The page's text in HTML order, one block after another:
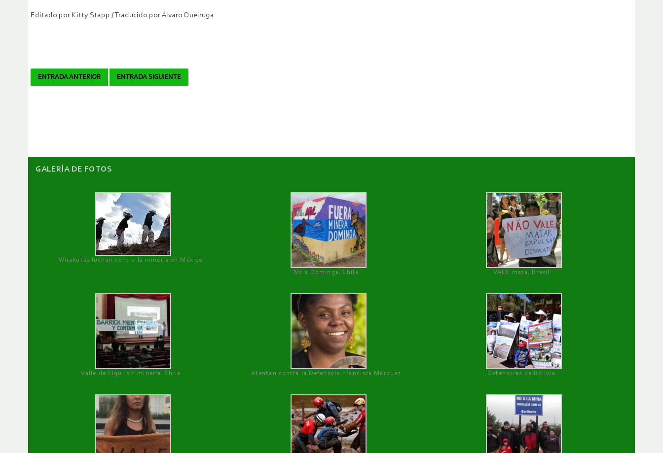
Editado por Kitty Stapp / Traducido por Álvaro Queiruga
Navegador
ENTRADA ANTERIOR ENTRADA SIGUIENTE
GALERÌA DE FOTOS
Wirakutas luchan contra la minería en México
No a Dominga, Chile
VALE mata, Brasil
Valle de Elqui sin minería. Chile Atentan contra la Defensora Francisca Márquez Defensoras de Bolivia